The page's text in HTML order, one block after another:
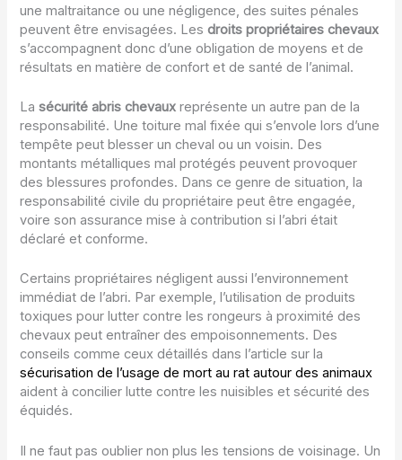
une maltraitance ou une négligence, des suites pénales
peuvent être envisagées. Lesdroits propriétaires chevaux
s’accompagnent donc d’une obligation de moyens et de
résultats en matière de confort et de santé de l’animal.
Lasécurité abris chevaux représente un autre pan de la
responsabilité. Une toiture mal fixée qui s’envole lors d’une
tempête peut blesser un cheval ou un voisin. Des
montants métalliques mal protégés peuvent provoquer
des blessures profondes. Dans ce genre de situation, la
responsabilité civile du propriétaire peut être engagée,
voire son assurance mise à contribution si l’abri était
déclaré et conforme.
Certains propriétaires négligent aussi l’environnement
immédiat de l’abri. Par exemple, l’utilisation de produits
toxiques pour lutter contre les rongeurs à proximité des
chevaux peut entraîner des empoisonnements. Des
conseils comme ceux détaillés dans l’article sur la
sécurisation de l’usage de mort au rat autour des animaux
aident à concilier lutte contre les nuisibles et sécurité des
équidés.
Il ne faut pas oublier non plus les tensions de voisinage. Un